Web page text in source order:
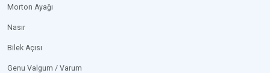
Morton Ayağı
Nasır
Bilek Açısı
Genu Valgum / Varum